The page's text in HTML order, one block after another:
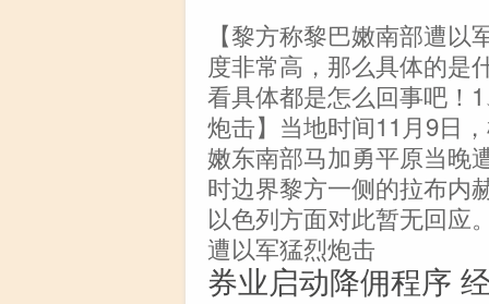
【黎方称黎巴嫩南部遭
度非常高，那么具体的是
看具体都是怎么回事吧！
炮击】当地时间11月9日
嫩东南部马加勇平原当晚
时边界黎方一侧的拉布内
以色列方面对此暂无回应
遭以军猛烈炮击
券业启动降佣程序